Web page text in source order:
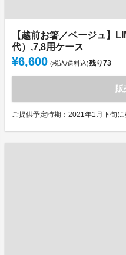
【越前お箸／ベージュ】
代）,7,8用ケース
¥6,600 (税込/送料込)残り73
販
ご提供予定時期：2021年1月下旬に